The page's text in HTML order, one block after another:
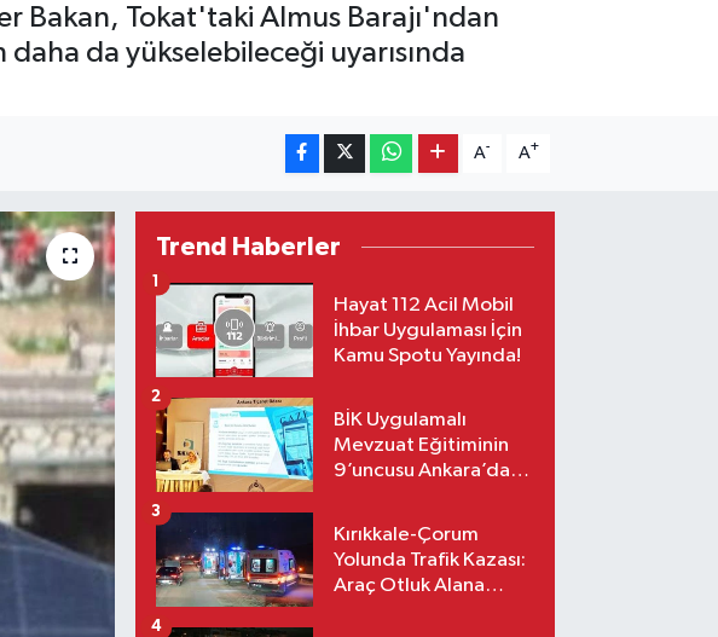
Bakan, Tokat'taki Almus Barajı'ndan
da yükselebileceği uyarısında
A- A+
Trend Haberler
Hayat 112 Acil Mobil
İhbar Uygulaması İçin
Kamu Spotu Yayında!
1
BİK Uygulamalı
Mevzuat Eğitiminin
9’uncusu Ankara’da
2
Kırıkkale-Çorum
Yolunda Trafik Kazası:
Araç Otluk Alana
3
4